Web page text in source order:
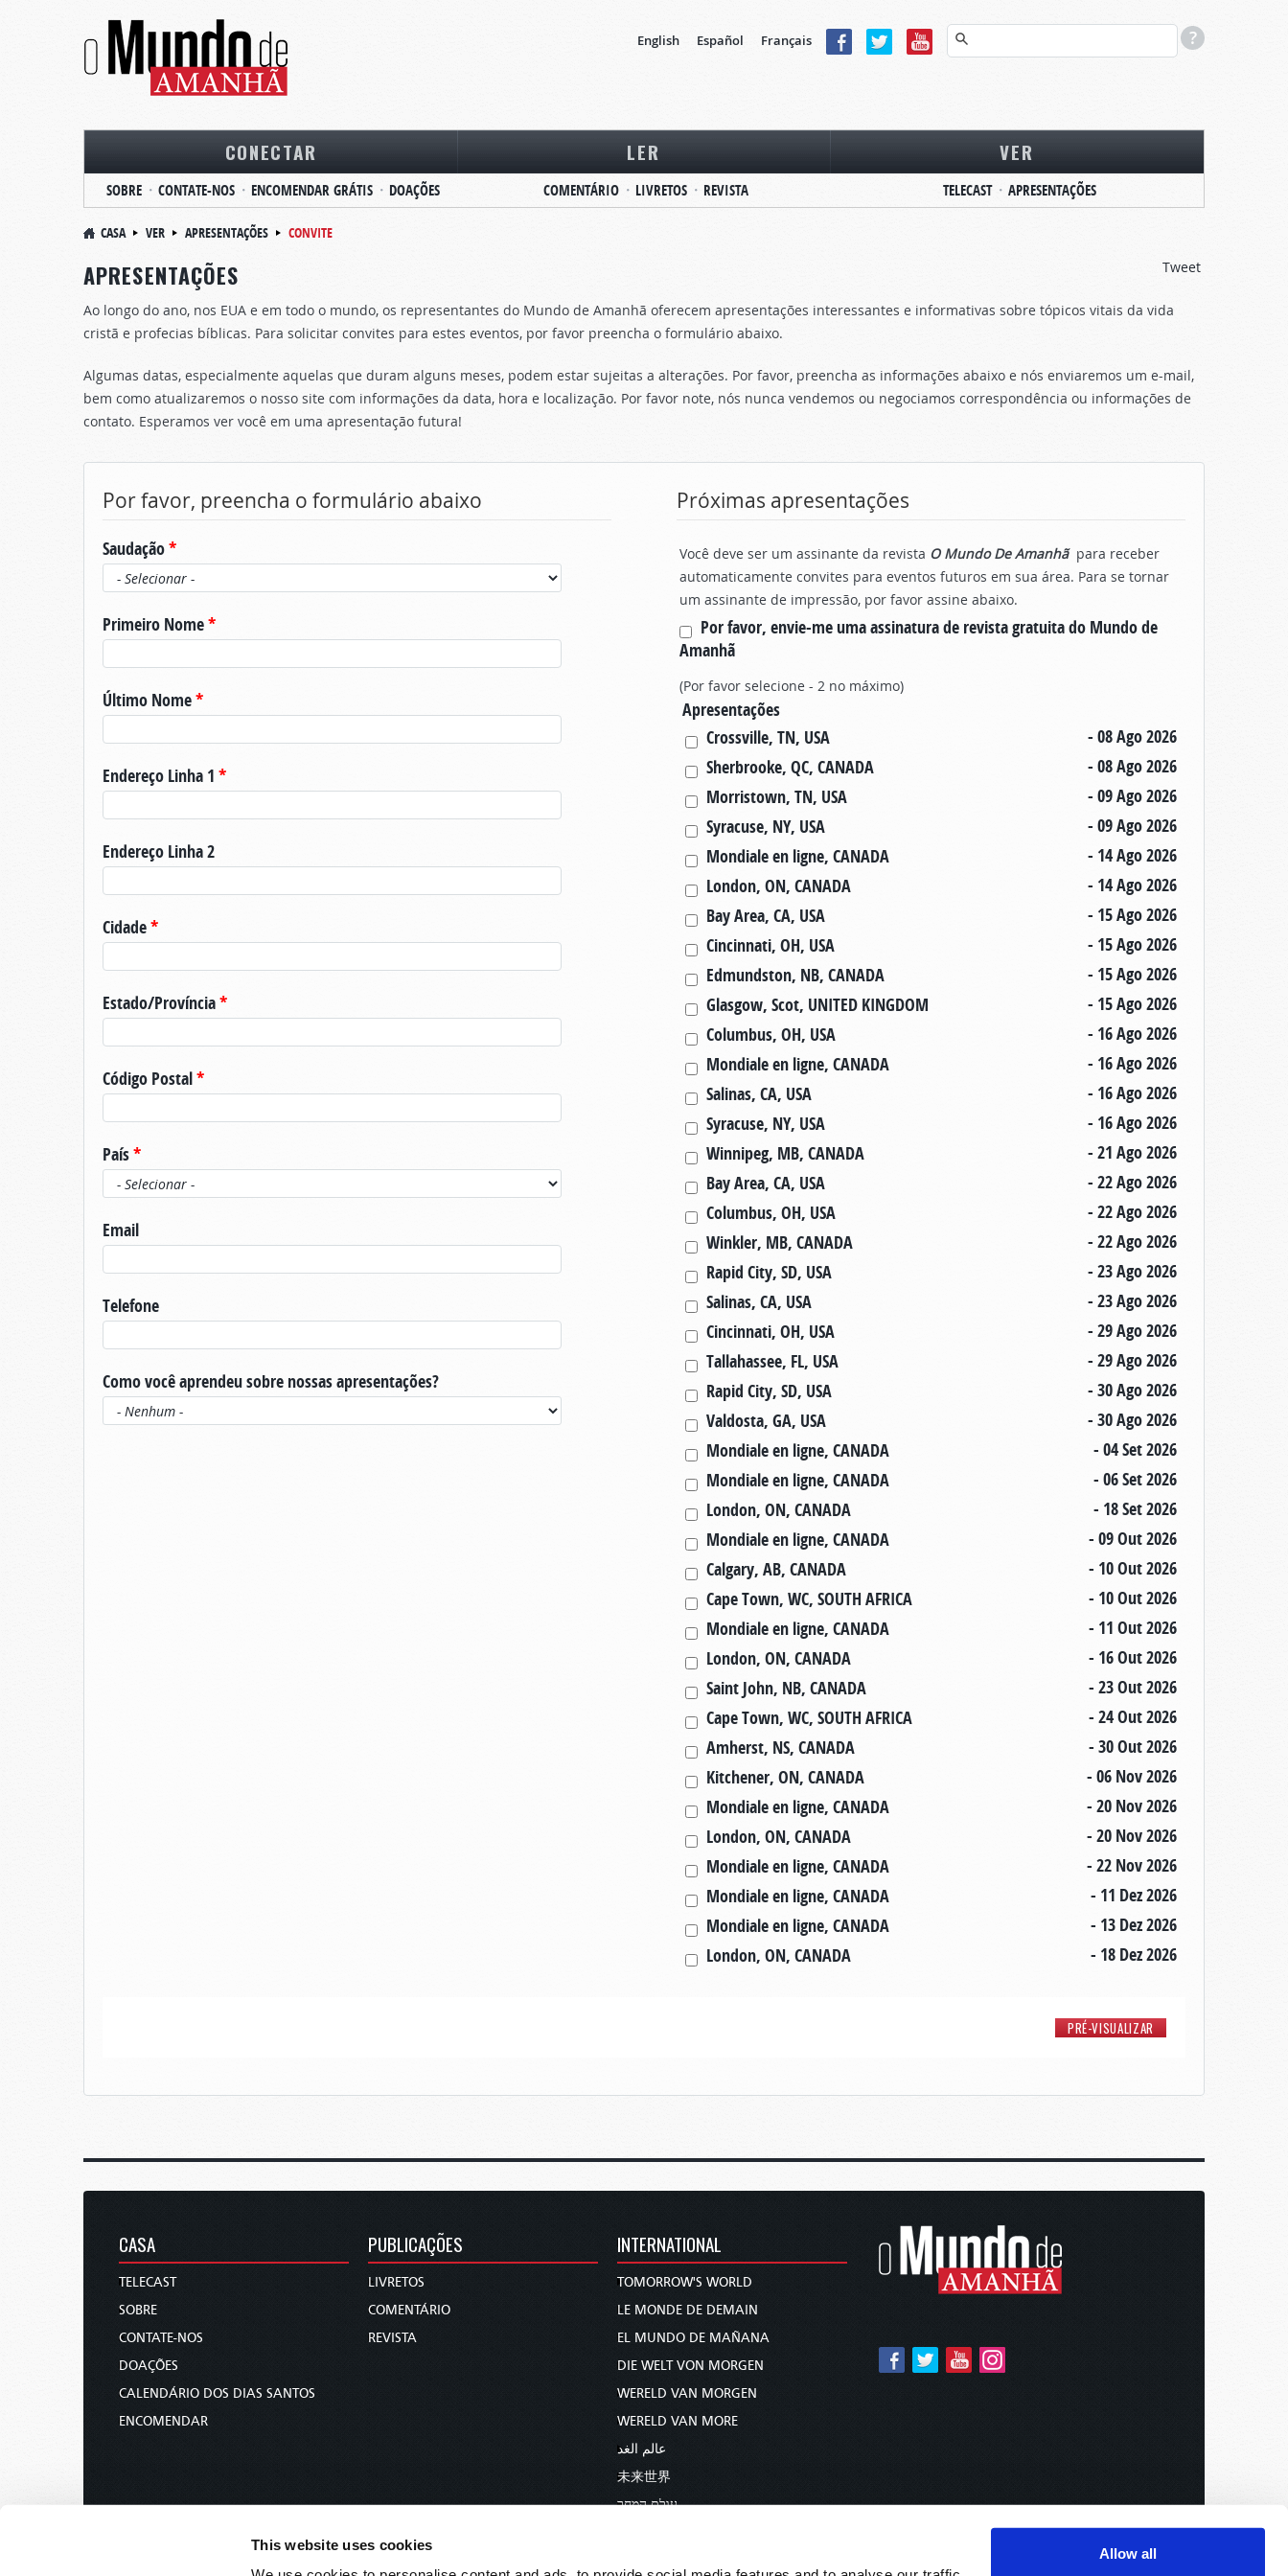
This website uses cookies
Allow all
English Español Français
CONECTAR
SOBRE CONTATE-NOS ENCOMENDAR GRÁTIS DOAÇÕES
LER
COMENTÁRIO LIVRETOS REVISTA
VER
TELECAST APRESENTAÇÕES
CASA VER APRESENTAÇÕES CONVITE
APRESENTAÇÕES Tweet
Ao longo do ano, nos EUA e em todo o mundo, os representantes do Mundo de Amanhã oferecem apresentações interessantes e informativas sobre tópicos vitais da vida
cristã e profecias bíblicas. Para solicitar convites para estes eventos, por favor preencha o formulário abaixo.
Algumas datas, especialmente aquelas que duram alguns meses, podem estar sujeitas a alterações. Por favor, preencha as informações abaixo e nós enviaremos um e-mail,
bem como atualizaremos o nosso site com informações da data, hora e localização. Por favor note, nós nunca vendemos ou negociamos correspondência ou informações de
contato. Esperamos ver você em uma apresentação futura!
Por favor, preencha o formulário abaixo
Saudação*
Primeiro Nome*
Último Nome*
Endereço Linha 1 *
Endereço Linha 2
Cidade*
Estado/Província*
Código Postal*
País*
Email
Telefone
Como você aprendeu sobre nossas apresentações?
Próximas apresentações
Você deve ser um assinante da revista O Mundo De Amanhãpara receber
automaticamente convites para eventos futuros em sua área. Para se tornar
um assinante de impressão, por favor assine abaixo.
Por favor, envie-me uma assinatura de revista gratuita do Mundo de
Amanhã
(Por favor selecione - 2 no máximo)
Apresentações
Crossville, TN, USA
- 08 Ago 2026
Sherbrooke, QC, CANADA
- 08 Ago 2026
Morristown, TN, USA
- 09 Ago 2026
Syracuse, NY, USA
- 09 Ago 2026
Mondiale en ligne, CANADA
- 14 Ago 2026
London, ON, CANADA
- 14 Ago 2026
Bay Area, CA, USA
- 15 Ago 2026
Cincinnati, OH, USA
- 15 Ago 2026
Edmundston, NB, CANADA
- 15 Ago 2026
Glasgow, Scot, UNITED KINGDOM
- 15 Ago 2026
Columbus, OH, USA
- 16 Ago 2026
Mondiale en ligne, CANADA
- 16 Ago 2026
Salinas, CA, USA
- 16 Ago 2026
Syracuse, NY, USA
- 16 Ago 2026
Winnipeg, MB, CANADA
- 21 Ago 2026
Bay Area, CA, USA
- 22 Ago 2026
Columbus, OH, USA
- 22 Ago 2026
Winkler, MB, CANADA
- 22 Ago 2026
Rapid City, SD, USA
- 23 Ago 2026
Salinas, CA, USA
- 23 Ago 2026
Cincinnati, OH, USA
- 29 Ago 2026
Tallahassee, FL, USA
- 29 Ago 2026
Rapid City, SD, USA
- 30 Ago 2026
Valdosta, GA, USA
- 30 Ago 2026
Mondiale en ligne, CANADA
- 04 Set 2026
Mondiale en ligne, CANADA
- 06 Set 2026
London, ON, CANADA
- 18 Set 2026
Mondiale en ligne, CANADA
- 09 Out 2026
Calgary, AB, CANADA
- 10 Out 2026
Cape Town, WC, SOUTH AFRICA
- 10 Out 2026
Mondiale en ligne, CANADA
- 11 Out 2026
London, ON, CANADA
- 16 Out 2026
Saint John, NB, CANADA
- 23 Out 2026
Cape Town, WC, SOUTH AFRICA
- 24 Out 2026
Amherst, NS, CANADA
- 30 Out 2026
Kitchener, ON, CANADA
- 06 Nov 2026
Mondiale en ligne, CANADA
- 20 Nov 2026
London, ON, CANADA
- 20 Nov 2026
Mondiale en ligne, CANADA
- 22 Nov 2026
Mondiale en ligne, CANADA
- 11 Dez 2026
Mondiale en ligne, CANADA
- 13 Dez 2026
London, ON, CANADA
- 18 Dez 2026
CASA
TELECAST
SOBRE
CONTATE-NOS
DOAÇÕES
CALENDÁRIO DOS DIAS SANTOS
ENCOMENDAR
PUBLICAÇÕES
LIVRETOS
COMENTÁRIO
REVISTA
INTERNATIONAL
TOMORROW'S WORLD
LE MONDE DE DEMAIN
EL MUNDO DE MAÑANA
DIE WELT VON MORGEN
WERELD VAN MORGEN
WERELD VAN MORE
عالم الغد
未来世界
עולם המחר